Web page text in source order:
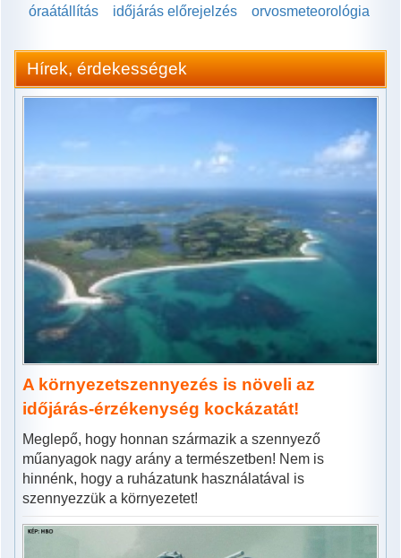
óraátállítás időjárás előrejelzés orvosmeteorológia
Hírek, érdekességek
A környezetszennyezés is növeli az
időjárás-érzékenység kockázatát!
Meglepő, hogy honnan származik a szennyező
műanyagok nagy arány a természetben! Nem is
hinnénk, hogy a ruházatunk használatával is
szennyezzük a környezetet!